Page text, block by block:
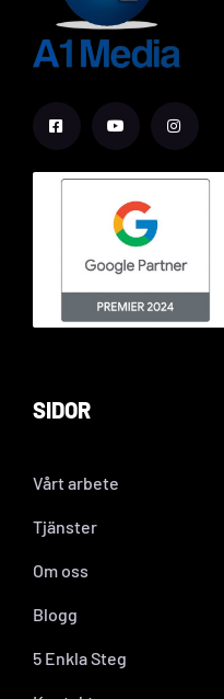
SIDOR
Vårt arbete
Tjänster
Om oss
Blogg
5 Enkla Steg